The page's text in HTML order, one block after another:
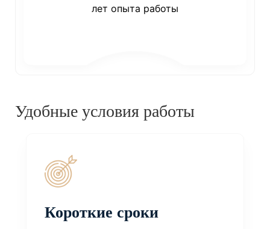
лет опыта работы
Удобные условия работы
Короткие сроки